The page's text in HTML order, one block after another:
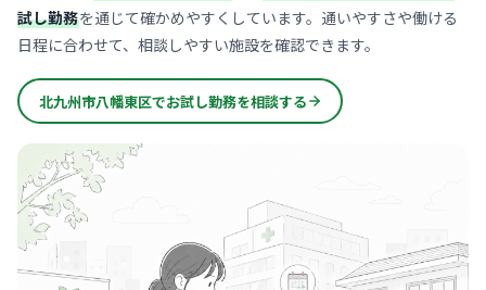
試し勤務を通じて確かめやすくしています。通いやすさや働ける
日程に合わせて、相談しやすい施設を確認できます。
北九州市八幡東区でお試し勤務を相談する